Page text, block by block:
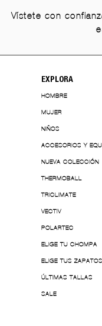
Vístete con
EXPLORA
HOMBRE
MUJER
NIÑOS
ACCESORIOS Y
NUEVA COLECCIÓN
THERMOBALL
TRICLIMATE
VECTIV
POLARTEC
ELIGE TU CHOMPA
ELIGE TUS ZAPATOS
ÚLTIMAS TALLAS
SALE